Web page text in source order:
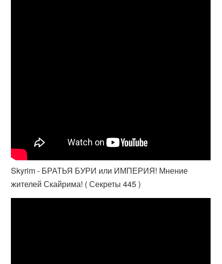
Skyrim - БРАТЬЯ БУРИ или ИМПЕРИЯ! Мнение
жителей Скайрима! ( Секреты 445 )